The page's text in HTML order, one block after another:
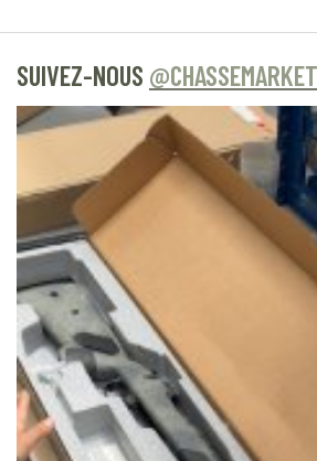
SUIVEZ-NOUS @CHASSEMARKET